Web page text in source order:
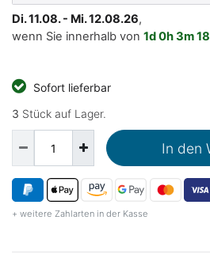
Di. 11.08. - Mi. 12.08.26,
wenn Sie innerhalb von 1d0h3m
Sofort lieferbar
3 Stück auf Lager.
In den
+ weitere Zahlarten in der Kasse